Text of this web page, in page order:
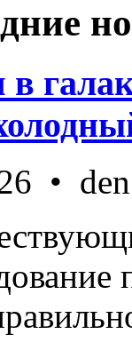
• den